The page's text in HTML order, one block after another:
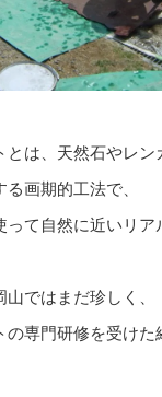
とは、天然石やレン
画期的工法で、
って自然に近いリア
ではまだ珍しく、
の専門研修を受けた